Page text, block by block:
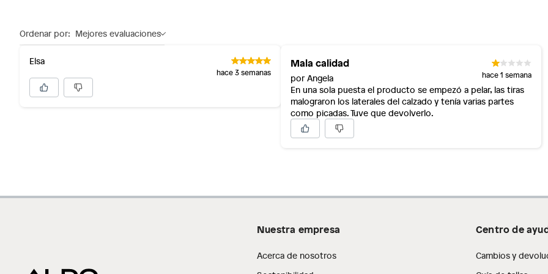
Ordenar por: Mejores evaluaciones
Elsa
hace 3 semanas
Mala calidad
por Angela hace 1 semana
En una sola puesta el producto se empezó a pelar, las tiras
malograron los laterales del calzado y tenía varias partes
como picadas. Tuve que devolverlo.
Nuestra empresa
Acerca de nosotros
Centro de
Cambios y